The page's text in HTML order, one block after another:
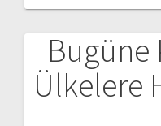
Bugüne
Ülkelere